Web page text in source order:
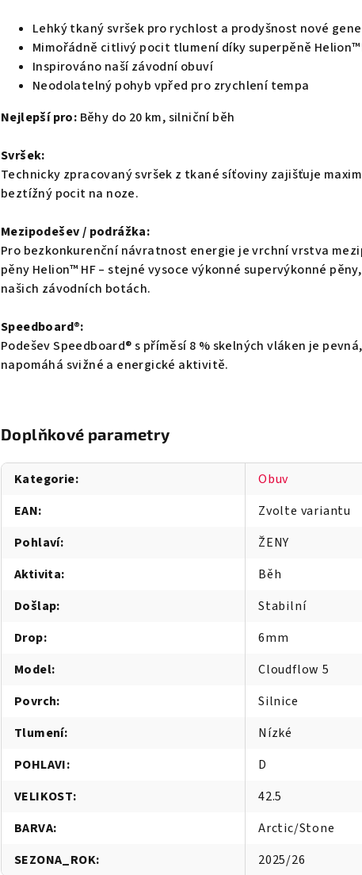
Lehký tkaný svršek pro rychlost a prodyšnost nové
Mimořádně citlivý pocit tlumení díky superpěně Helion™
Inspirováno naší závodní obuví
Neodolatelný pohyb vpřed pro zrychlení tempa
Nejlepší pro: Běhy do 20 km, silniční běh
Svršek:
Technicky zpracovaný svršek z tkané síťoviny zajišťuje
beztížný pocit na noze.
Mezipodešev / podrážka:
Pro bezkonkurenční návratnost energie je vrchní vrstva
pěny Helion™ HF – stejné vysoce výkonné supervýkonné
našich závodních botách.
Speedboard®:
Podešev Speedboard® s příměsí 8 % skelných vláken je
napomáhá svižné a energické aktivitě.
Doplňkové parametry
Kategorie:
Obuv
EAN:
Zvolte variantu
Pohlaví:
ŽENY
Aktivita:
Běh
Došlap:
Stabilní
Drop:
6mm
Model:
Cloudflow 5
Povrch:
Silnice
Tlumení:
Nízké
POHLAVI:
D
VELIKOST:
42.5
BARVA:
Arctic/Stone
SEZONA_ROK: 2025/26